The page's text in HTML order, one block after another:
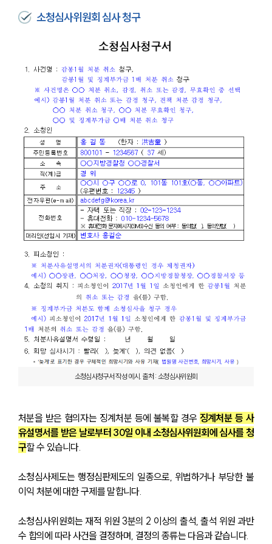
소청심사위원회 심사 청구
소청심사청구서 작성 예시. 출처 : 소청심사위원회
처분을 받은 혐의자는 징계처분 등에 불복할 경우 징계처분 등 사
유설명서를 받은 날로부터 30일 이내 소청심사위원회에 심사를 청
구할 수 있습니다.
소청심사제도는 행정심판제도의 일종으로, 위법하거나 부당한 불
이익 처분에 대한 구제를 말합니다.
소청심사위원회는 재적 위원 3분의 2 이상의 출석, 출석 위원 과반
수 합의에 따라 사건을 결정하며, 결정의 종류는 다음과 같습니다.